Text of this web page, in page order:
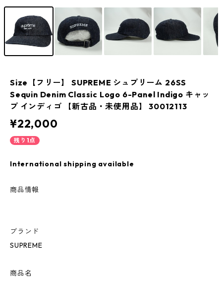
Size【フリー】 SUPREME シュプリーム 26SS
Sequin Denim Classic Logo 6-Panel Indigo キャッ
プ インディゴ 【新古品・未使用品】 30012113
¥22,000
残り1点
International shipping available
商品情報
ブランド
SUPREME
商品名